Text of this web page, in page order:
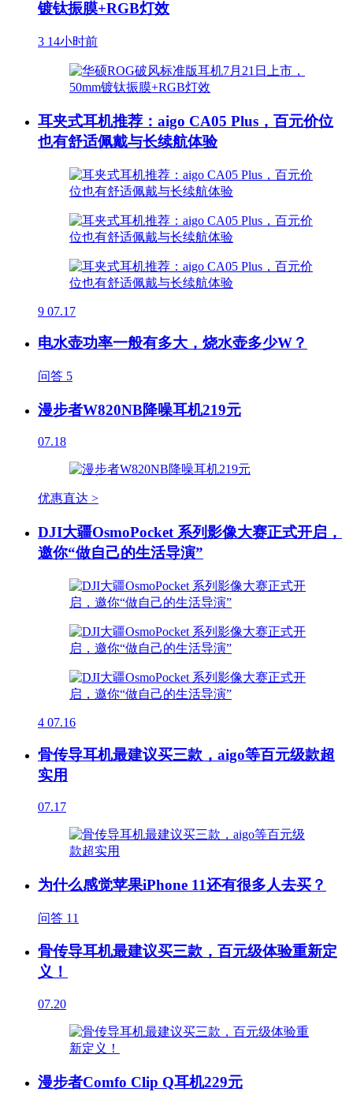
镀钛振膜+RGB灯效
3 14小时前
耳夹式耳机推荐：aigo CA05 Plus，百元价位
也有舒适佩戴与长续航体验
9 07.17
电水壶功率一般有多大，烧水壶多少W？
问答 5
漫步者W820NB降噪耳机219元
07.18
优惠直达 >
DJI大疆OsmoPocket 系列影像大赛正式开启，
邀你“做自己的生活导演”
4 07.16
骨传导耳机最建议买三款，aigo等百元级款超
实用
07.17
为什么感觉苹果iPhone 11还有很多人去买？
问答 11
骨传导耳机最建议买三款，百元级体验重新定
义！
07.20
漫步者Comfo Clip Q耳机229元